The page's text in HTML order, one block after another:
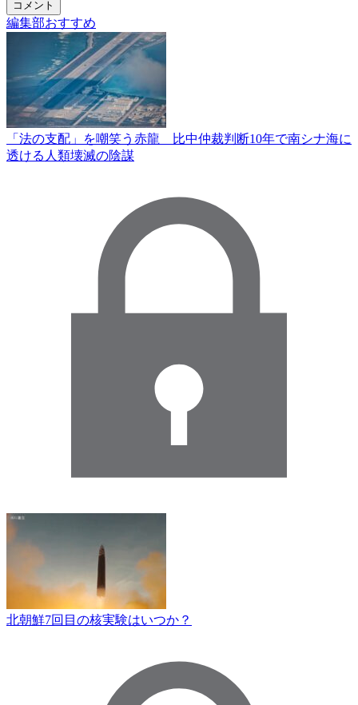
コメント
編集部おすすめ
「法の支配」を嘲笑う赤龍 比中仲裁判断10年で南シナ海に
透ける人類壊滅の陰謀
北朝鮮7回目の核実験はいつか？